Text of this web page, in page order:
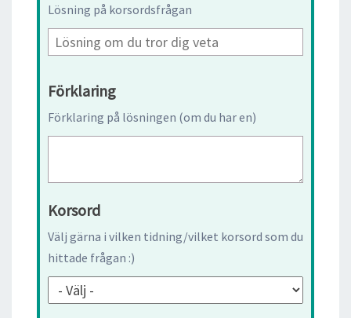
Lösning på korsordsfrågan
Förklaring
Förklaring på lösningen (om du har en)
Korsord
Välj gärna i vilken tidning/vilket korsord som du
hittade frågan :)